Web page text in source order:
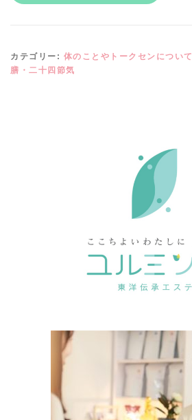
カテゴリー: 体のことやトークセンについて
膳・二十四節気